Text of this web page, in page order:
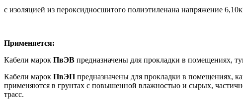
с изоляцией из пероксидносшитого полиэтиленана напряжение
Применяется:
Кабели марок ПвЭВ предназначены для прокладки в помещениях,
Кабели марок ПвЭП предназначены для прокладки в помещениях,
применяются в грунтах с повышенной влажностью и сырых,
трасс.